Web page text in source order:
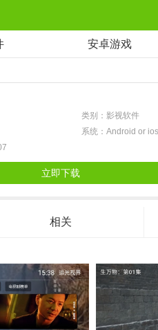
安卓游戏
类别：影视软件
系统：Android or ios
立即下载
相关